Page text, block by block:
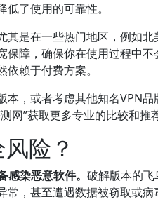
了使用的可靠性。
是在一些热门地区，例如
障，确保你在使用过程中
赖于付费方案。
，或者考虑其他知名VPN
”获取更多专业的比较和推
险？
染恶意软件。 破解版本的
，甚至遭遇数据被窃取或